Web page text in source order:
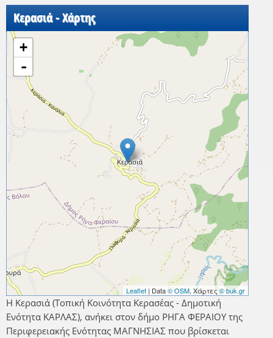
Κερασιά - Χάρτης
+
-
Leaflet | Data© OSM, Χάρτες© buk.gr
Η Κερασιά (Τοπική Κοινότητα Κερασέας - Δημοτική
Ενότητα ΚΑΡΛΑΣ), ανήκει στον δήμο ΡΗΓΑ ΦΕΡΑΙΟΥ της
Περιφερειακής Ενότητας ΜΑΓΝΗΣΙΑΣ που βρίσκεται